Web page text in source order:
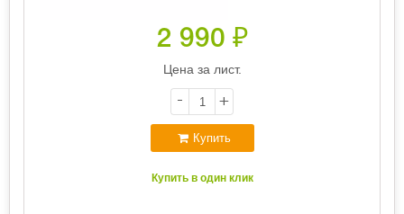
2 990 ₽
Цена за лист.
- +
Купить
Купить в один клик